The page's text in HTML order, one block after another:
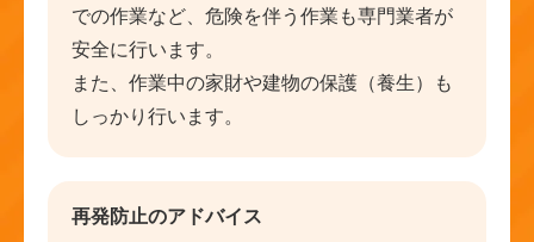
での作業など、危険を伴う作業も専門業者が
安全に行います。
また、作業中の家財や建物の保護（養生）も
しっかり行います。
再発防止のアドバイス